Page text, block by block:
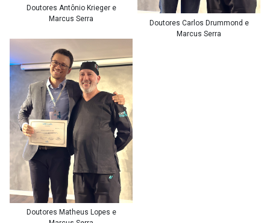
Doutores Antônio Krieger e
Marcus Serra
Doutores Carlos Drummond e
Marcus Serra
Doutores Matheus Lopes e